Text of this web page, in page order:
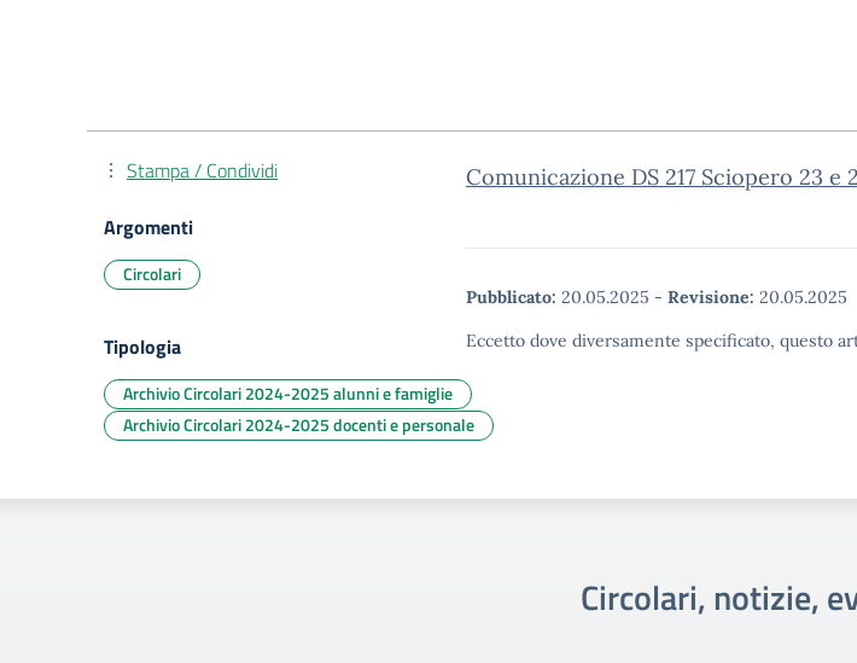
Comunicazione DS 217 Sciopero 23 e
Pubblicato: 20.05.2025 - Revisione: 20.05.2025
Eccetto dove diversamente specificato, questo
Stampa / Condividi
Argomenti
Circolari
Tipologia
Archivio Circolari 2024-2025 alunni e famiglie
Archivio Circolari 2024-2025 docenti e personale
Circolari, notizie,